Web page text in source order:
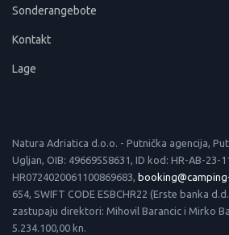
Sonderangebote
Kontakt
Lage
Natura Adriatica d.o.o. - Putnička agencija, Put
Ugljan, OIB: 49669558631, ID kod: HR-AB-23-
HR0724020061100869683,
654, SWIFT CODE ESBCHR22 (Erste banka
zastupaju direktori: Mihovil Barancic i Mirko
5.234.100,00 kn.